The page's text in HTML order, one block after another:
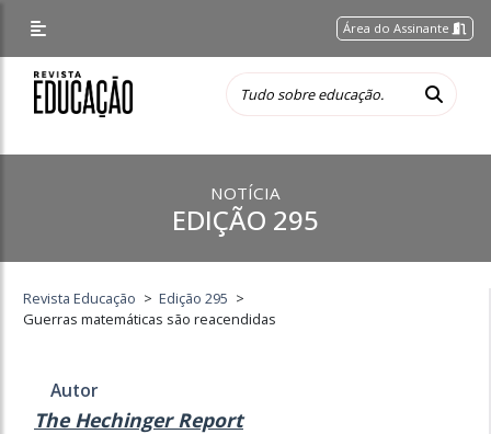
Área do Assinante
NOTÍCIA
EDIÇÃO 295
Revista Educação > Edição 295 >
Guerras matemáticas são reacendidas
Autor
The Hechinger Report